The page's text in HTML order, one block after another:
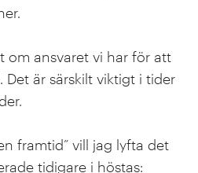
om ansvaret vi har för att
är särskilt viktigt i tider
framtid” vill jag lyfta det
tidigare i höstas: